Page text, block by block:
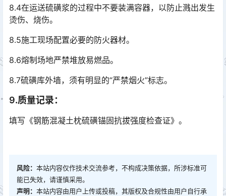
8.4在运送硫磺浆的过程中不要装满容器，以防止溅出发生
烫伤、烧伤。
8.5施工现场配置必要的防火器材。
8.6熔制场地严禁堆放易燃品。
8.7硫磺库外墙，须有明显的“严禁烟火”标志。
9.质量记录：
填写《钢筋混凝土枕硫磺锚固抗拔强度检查证》。
风险： 本站内容仅作技术交流参考，不构成决策依据，所涉标准可
能已失效，请谨慎采用。
声明： 本站内容由用户上传或投稿，其版权及合规性由用户自行承